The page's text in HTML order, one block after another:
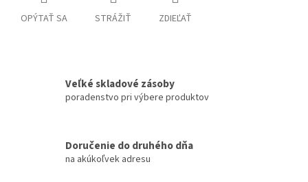
OPÝTAŤ SA STRÁŽIŤ ZDIEĽAŤ
Veľké skladové zásoby
poradenstvo pri výbere produktov
Doručenie do druhého dňa
na akúkoľvek adresu